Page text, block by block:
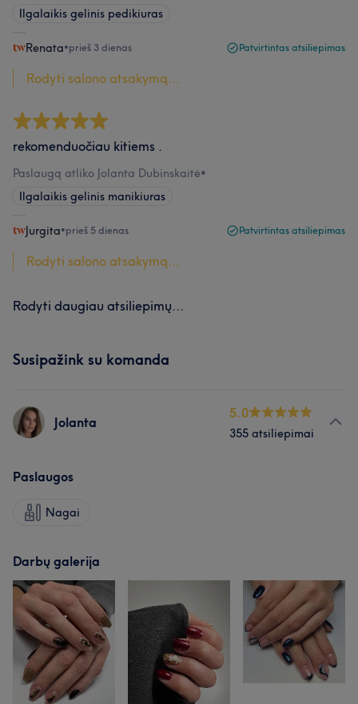
Ilgalaikis gelinis pedikiuras
Renata•prieš 3 dienas Patvirtintas atsiliepimas
Rodyti salono atsakymą...
rekomenduočiau kitiems .
Paslaugą atliko Jolanta Dubinskaitė•
Ilgalaikis gelinis manikiuras
Jurgita•prieš 5 dienas Patvirtintas atsiliepimas
Rodyti salono atsakymą...
Rodyti daugiau atsiliepimų...
Susipažink su komanda
Jolanta
5.0
355 atsiliepimai
Paslaugos
Nagai
Darbų galerija